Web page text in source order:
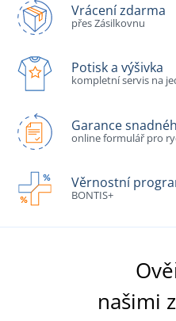
Vrácení zdarma
přes Zásilkovnu
Potisk a výšivka
kompletní servis na
Garance
online formulář pro
Věrnostní
BONTIS+
našimi